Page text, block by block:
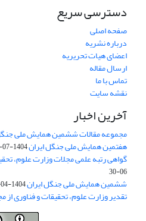
دسترسی سریع
صفحه اصلی
درباره نشریه
اعضای هیات تحریریه
ارسال مقاله
تماس با ما
نقشه سایت
آخرین اخبار
مجموعه مقالات ششمین همایش ملی
هفتمین همایش ملی جنگل ایران1404-07-15
گواهی رتبه علمی مجلات وزارت علوم،
06-30
ششمین همایش ملی جنگل ایران1404-04-31
تقدیر وزارت علوم، تحقیقات و فناوری از